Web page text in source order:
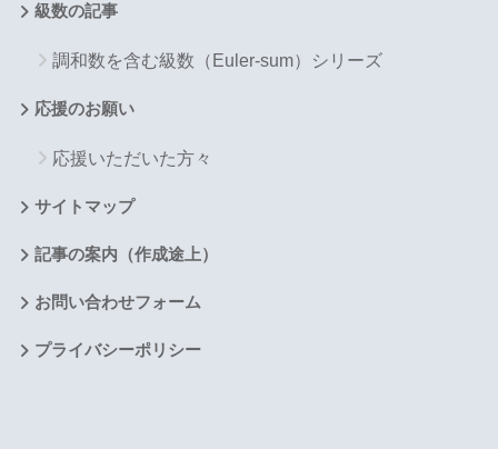
級数の記事
調和数を含む級数（Euler-sum）シリーズ
応援のお願い
応援いただいた方々
サイトマップ
記事の案内（作成途上）
お問い合わせフォーム
プライバシーポリシー